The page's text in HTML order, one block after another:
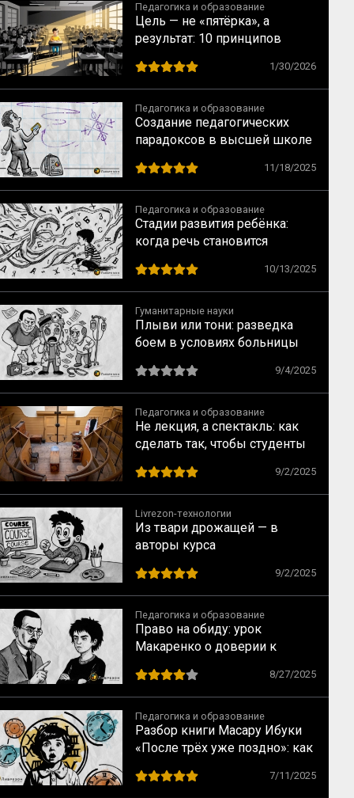
Педагогика и образование
Цель — не «пятёрка», а
результат: 10 принципов
обучении
1/30/2026
Педагогика и образование
Создание педагогических
парадоксов в высшей школе
11/18/2025
Педагогика и образование
Стадии развития ребёнка:
когда речь становится
мышление — речевым10/13/2025
Гуманитарные науки
Плыви или тони: разведка
боем в условиях больницы
9/4/2025
Педагогика и образование
Не лекция, а спектакль: как
сделать так, чтобы студенты
9/2/2025
Livrezon-технологии
Из твари дрожащей — в
авторы курса
9/2/2025
Педагогика и образование
Право на обиду: урок
Макаренко о доверии к
8/27/2025
Педагогика и образование
Разбор книги Масару Ибуки
«После трёх уже поздно»: как
развитии
7/11/2025